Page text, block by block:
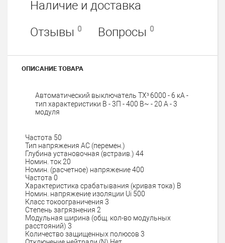
Наличие и доставка
Отзывы 0 Вопросы 0
ОПИСАНИЕ ТОВАРА
Автоматический выключатель TX³ 6000 - 6 кА -
тип характеристики B - 3П - 400 В~ - 20 А - 3
модуля
Частота 50
Тип напряжения AC (перемен.)
Глубина установочная (встраив.) 44
Номин. ток20
Номин. (расчетное) напряжение400
Частота 0
Характеристика срабатывания (кривая тока) B
Номин. напряжение изоляции Ui 500
Класс токоограничения 3
Степень загрязнения 2
Модульная ширина (общ. кол-во модульных
расстояний) 3
Количество защищенных полюсов 3